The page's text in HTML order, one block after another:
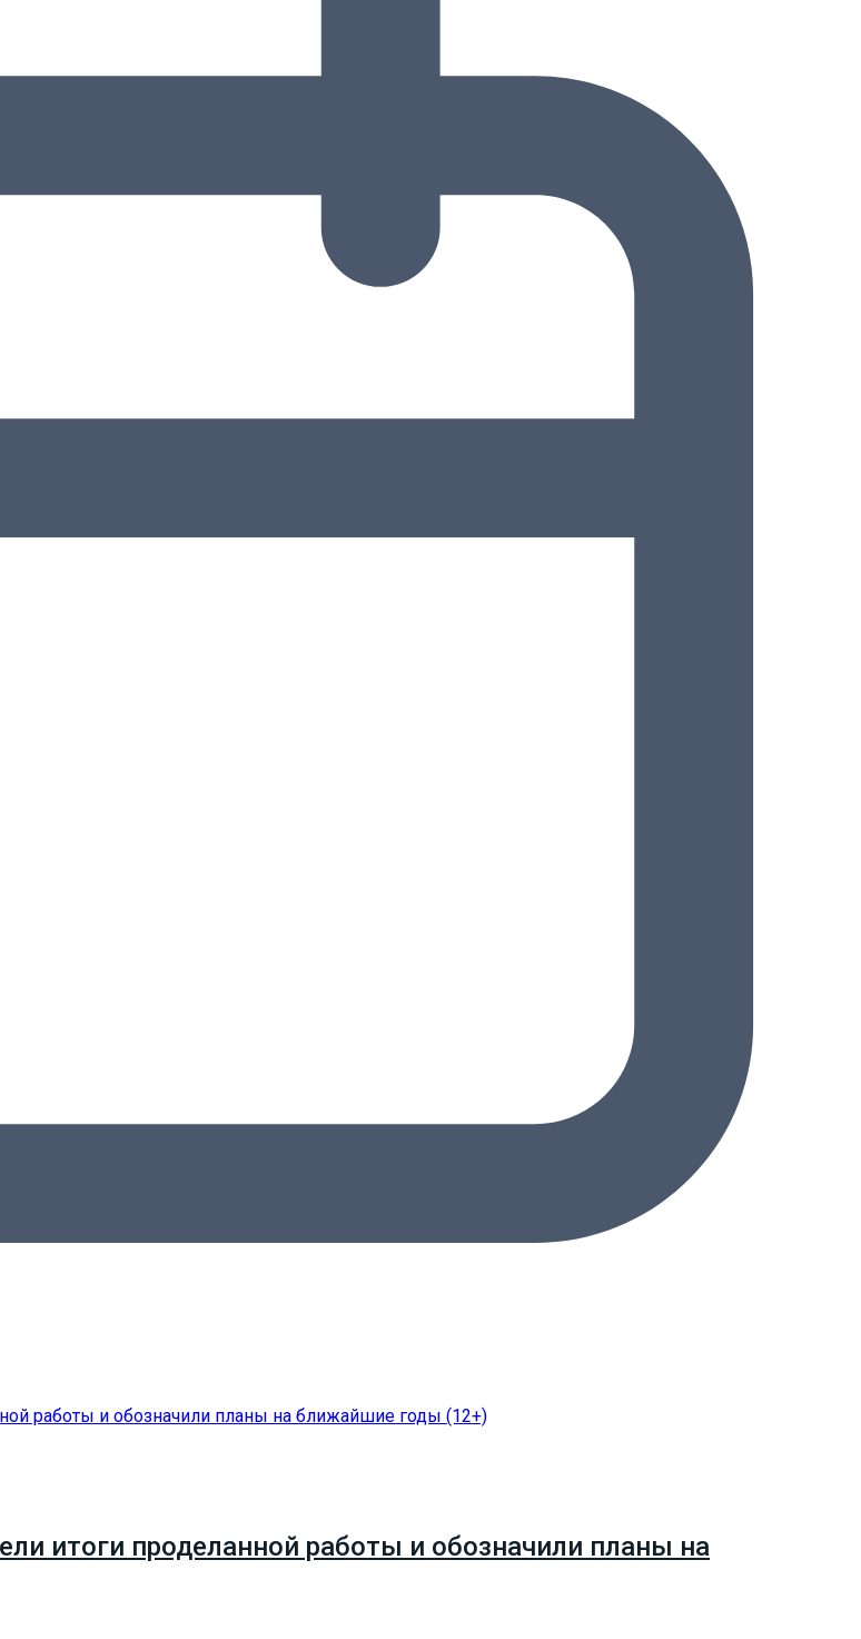
итоги проделанной работы и обозначили планы на